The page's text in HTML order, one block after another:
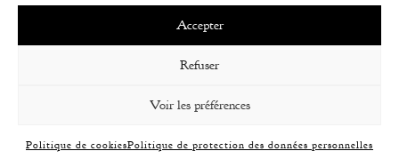
Accepter
Refuser
Voir les préférences
Politique de cookiesPolitique de protection des données personnelles
ROPE TABLE LAMP, AUDOUX-MINNET, 33,5CM 4